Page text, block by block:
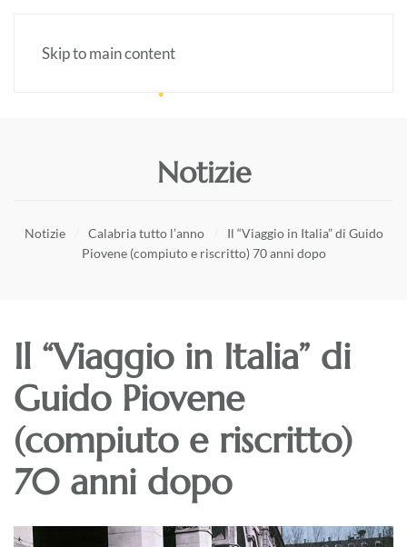
Skip to main content
Notizie
Notizie Calabria tutto l’anno
Il “Viaggio in Italia” di Guido
Piovene (compiuto e riscritto) 70 anni dopo
Il “Viaggio in Italia” di
Guido Piovene
(compiuto e riscritto)
70 anni dopo